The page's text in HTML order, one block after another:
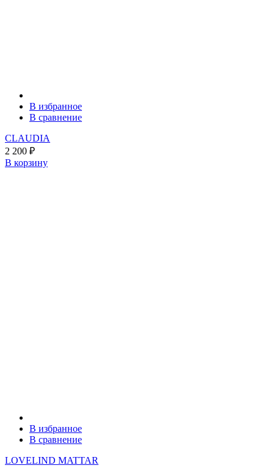
В избранное
В сравнение
CLAUDIA
2 200 ₽
В корзину
В избранное
В сравнение
LOVELIND MATTAR